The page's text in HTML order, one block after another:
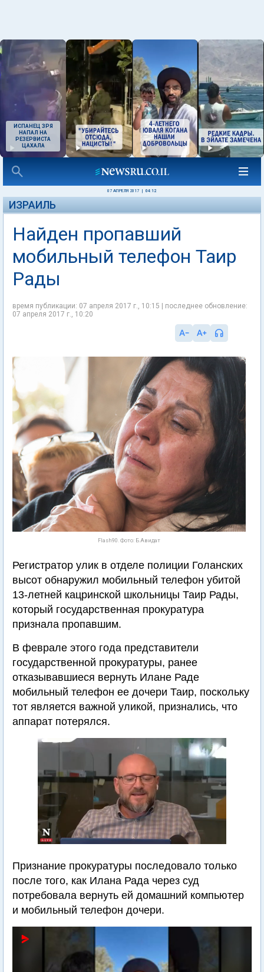
ИСПАНЕЦ ЗРЯ
НАПАЛ НА
РЕЗЕРВИСТА
ЦАХАЛА
07 АПРЕЛЯ 2017 04:12
ИЗРАИЛЬ
Найден пропавший
мобильный телефон Таир
Рады
время публикации: 07 апреля 2017 г., 10:15 | последнее обновление:
07 апреля 2017 г., 10:20
Flash90. Фото: Б.Авидат
Регистратор улик в отделе полиции Голанских
высот обнаружил мобильный телефон убитой
13-летней кацринской школьницы Таир Рады,
который государственная прокуратура
признала пропавшим.
В феврале этого года представители
государственной прокуратуры, ранее
отказывавшиеся вернуть Илане Раде
мобильный телефон ее дочери Таир, поскольку
тот является важной уликой, признались, что
аппарат потерялся.
Признание прокуратуры последовало только
после того, как Илана Рада через суд
потребовала вернуть ей домашний компьютер
и мобильный телефон дочери.